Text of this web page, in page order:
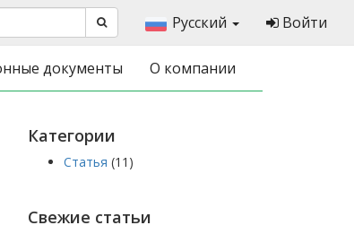
Русский Войти
документы О компании
Категории
Статья (11)
Свежие статьи